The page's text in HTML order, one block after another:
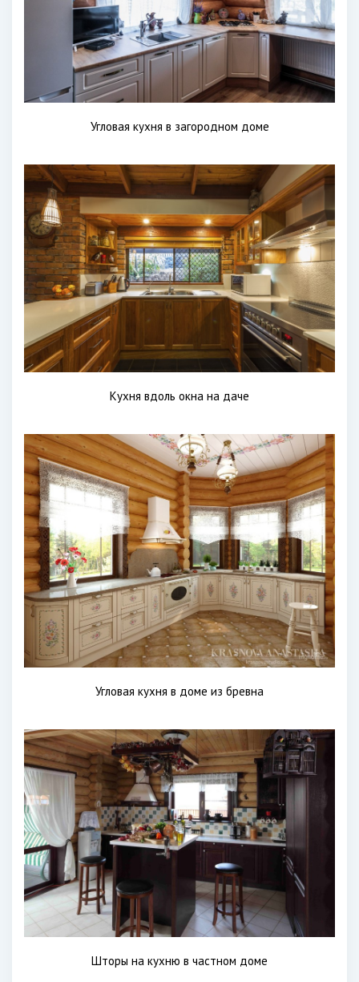
Угловая кухня в загородном доме
Кухня вдоль окна на даче
Угловая кухня в доме из бревна
Шторы на кухню в частном доме